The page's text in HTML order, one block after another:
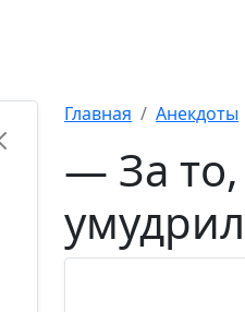
Главная Анекдоты
— За то,